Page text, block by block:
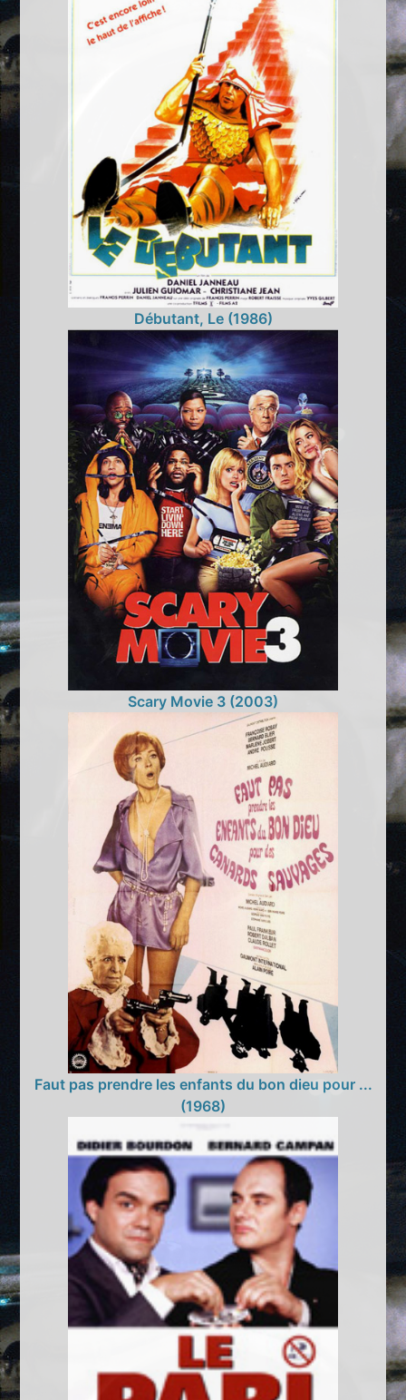
Débutant, Le (1986)
Scary Movie 3 (2003)
Faut pas prendre les enfants du bon dieu pour ...
(1968)